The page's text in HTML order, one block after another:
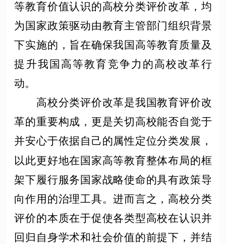
等教育价值认识的高校分类评价改革，均
为国家政策驱动由教育主管部门组织背景
下实施的，旨在确保我国高等教育质量及
提升我国高等教育竞争力的高校改革行
动。
高校分类评价改革是我国教育评价改
革的重要构成，更是关切高校能否自觉于
并安心于依据自己的属性定位分类发展，
以此更好地在国家高等教育整体布局的框
架下履行服务国家战略使命的具有政策导
向作用的治理工具。进而言之，高校分类
评价的本质在于促使各类型高校在认识并
回归自身学术和社会价值的前提下，并结